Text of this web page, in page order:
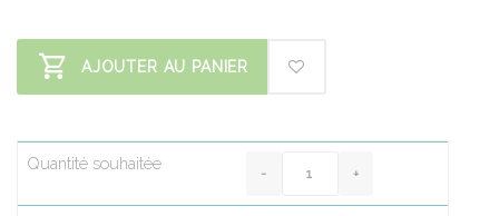
AJOUTER AU PANIER
Quantité souhaitée